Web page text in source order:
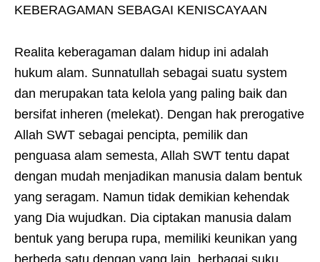
KEBERAGAMAN SEBAGAI KENISCAYAAN
Realita keberagaman dalam hidup ini adalah
hukum alam. Sunnatullah sebagai suatu system
dan merupakan tata kelola yang paling baik dan
bersifat inheren (melekat). Dengan hak prerogative
Allah SWT sebagai pencipta, pemilik dan
penguasa alam semesta, Allah SWT tentu dapat
dengan mudah menjadikan manusia dalam bentuk
yang seragam. Namun tidak demikian kehendak
yang Dia wujudkan. Dia ciptakan manusia dalam
bentuk yang berupa rupa, memiliki keunikan yang
berbeda satu dengan yang lain, berbagai suku,